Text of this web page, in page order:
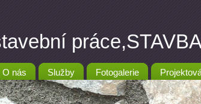
O nás Služby Fotogalerie